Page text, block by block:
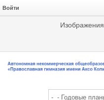
Войти
Изображения